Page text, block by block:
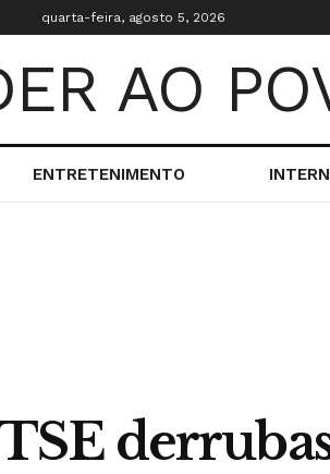
quarta-feira, agosto 5, 2026
ENTRETENIMENTO